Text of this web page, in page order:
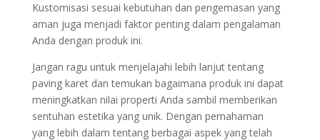
Kustomisasi sesuai kebutuhan dan pengemasan yang
aman juga menjadi faktor penting dalam pengalaman
Anda dengan produk ini.
Jangan ragu untuk menjelajahi lebih lanjut tentang
paving karet dan temukan bagaimana produk ini dapat
meningkatkan nilai properti Anda sambil memberikan
sentuhan estetika yang unik. Dengan pemahaman
yang lebih dalam tentang berbagai aspek yang telah